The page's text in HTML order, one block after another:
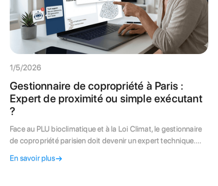
1/5/2026
Gestionnaire de copropriété à Paris :
Expert de proximité ou simple exécutant
?
Face au PLU bioclimatique et à la Loi Climat, le gestionnaire
de copropriété parisien doit devenir un expert technique.
immeuble.
En savoir plus